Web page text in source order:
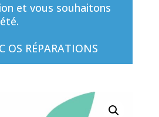
et vous souhaitons
OS RÉPARATIONS